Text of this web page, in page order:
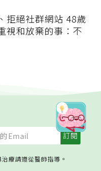
拒絕社群網站 48歲
視和放棄的事：不
療請遵從醫師指導。